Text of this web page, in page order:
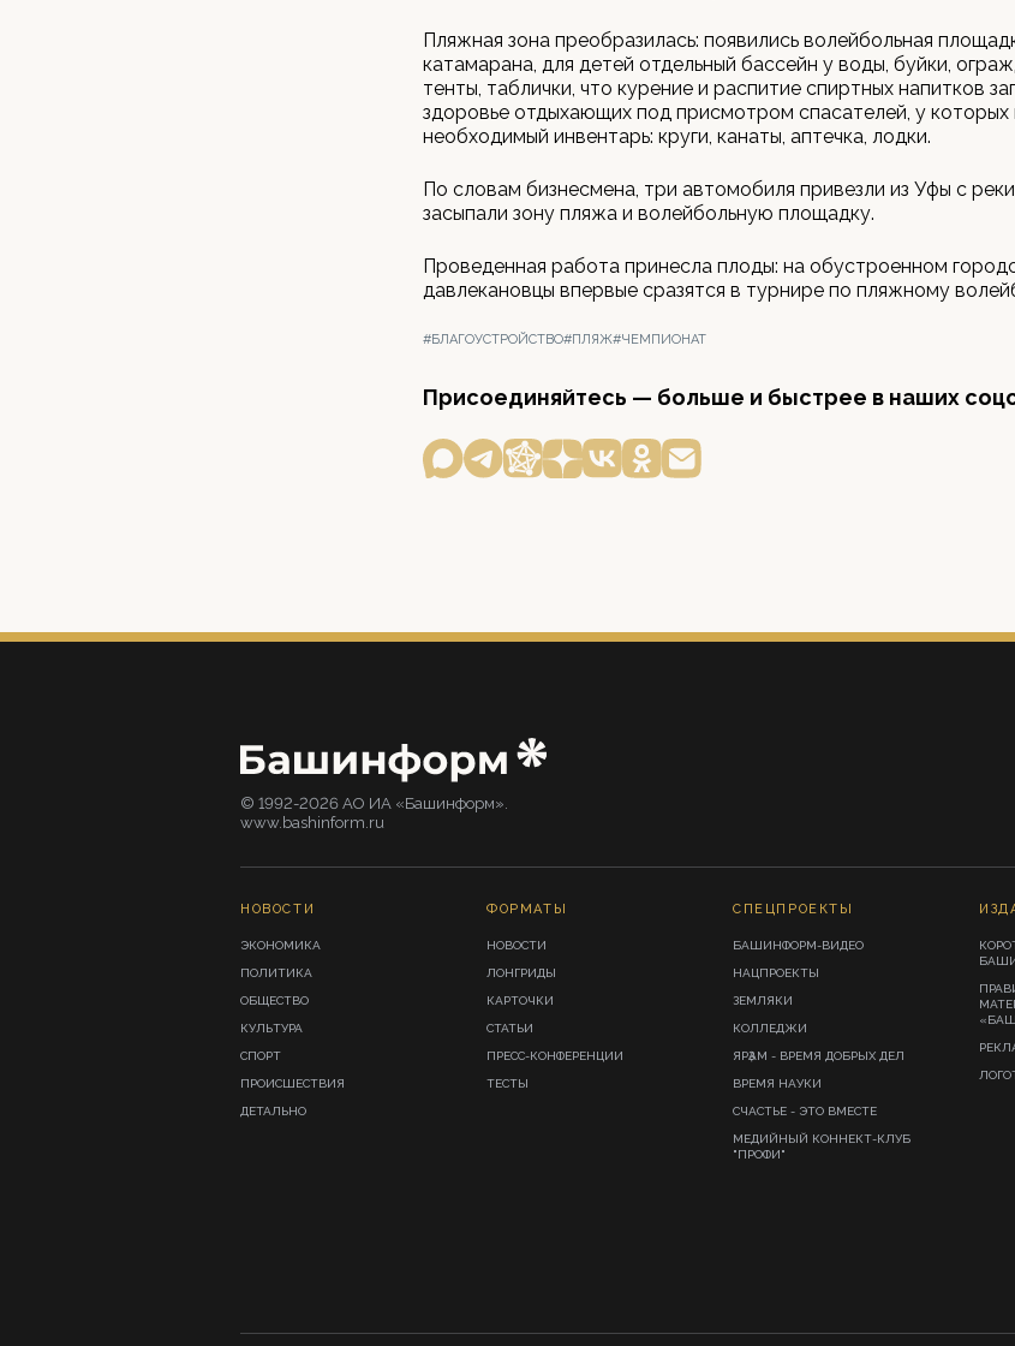
Пляжная зона преобразилась: появились волейбольная
катамарана, для детей отдельный бассейн у воды, буйки,
тенты, таблички, что курение и распитие спиртных напитков
здоровье отдыхающих под присмотром спасателей, у которых
необходимый инвентарь: круги, канаты, аптечка, лодки.
По словам бизнесмена, три автомобиля привезли из Уфы с
засыпали зону пляжа и волейбольную площадку.
Проведенная работа принесла плоды: на обустроенном
давлекановцы впервые сразятся в турнире по пляжному
#БЛАГОУСТРОЙСТВО#ПЛЯЖ#ЧЕМПИОНАТ
Присоединяйтесь — больше и быстрее в наших
© 1992-2026 АО ИА «Башинформ».
www.bashinform.ru
НОВОСТИ
ЭКОНОМИКА
ПОЛИТИКА
ОБЩЕСТВО
КУЛЬТУРА
СПОРТ
ПРОИСШЕСТВИЯ
ДЕТАЛЬНО
ФОРМАТЫ
НОВОСТИ
ЛОНГРИДЫ
КАРТОЧКИ
СТАТЬИ
ПРЕСС-КОНФЕРЕНЦИИ
ТЕСТЫ
СПЕЦПРОЕКТЫ
БАШИНФОРМ-ВИДЕО
НАЦПРОЕКТЫ
ЗЕМЛЯКИ
КОЛЛЕДЖИ
ЯРҘАМ - ВРЕМЯ ДОБРЫХ ДЕЛ
ВРЕМЯ НАУКИ
СЧАСТЬЕ - ЭТО ВМЕСТЕ
МЕДИЙНЫЙ КОННЕКТ-КЛУБ
"ПРОФИ"